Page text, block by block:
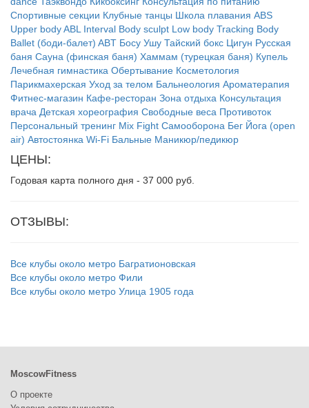
Спортивные секции Клубные танцы Школа плавания ABS
Upper bodyABL Interval Body sculpt Low body Tracking Body
Ballet (боди-балет) ABT Босу Ушу Тайский бокс Цигун Русская
баня Сауна (финская баня) Хаммам (турецкая баня) Купель
Лечебная гимнастика Обертывание Косметология
Парикмахерская Уход за телом Бальнеология Ароматерапия
Фитнес-магазин Кафе-ресторан Зона отдыха Консультация
врача Детская хореография Свободные веса Противоток
Персональный тренинг Mix Fight Самооборона Бег Йога (open
air) Автостоянка Wi-Fi Бальные Маникюр/педикюр
ЦЕНЫ:
Годовая карта полного дня - 37 000 руб.
ОТЗЫВЫ:
Все клубы около метро Багратионовская
Все клубы около метро Фили
Все клубы около метро Улица 1905 года
MoscowFitness
О проекте